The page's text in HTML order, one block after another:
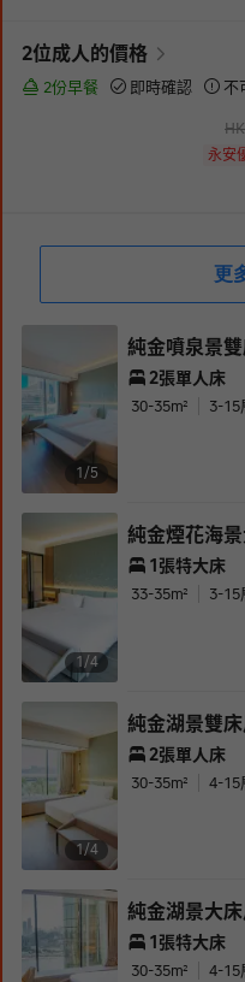
2位成人 的價格
2份早餐 即時確認 不
永安
更
1/5
純金噴泉景
2張單人床
30-35m² 3-15
1/4
純金煙花海
1張特大床
33-35m² 3-15
1/4
純金湖景雙
2張單人床
30-35m² 4-15
純金湖景大
1張特大床
30-35m² 4-15